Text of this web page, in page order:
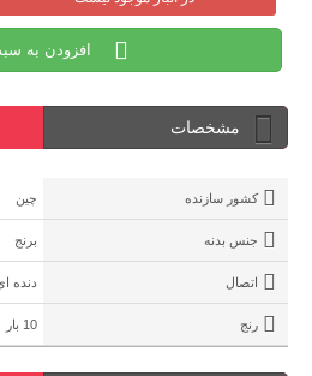
افزودن به
مشخصات
کشور سازنده چین
جنس بدنه برنج
اتصال دنده
رنج 10 بار